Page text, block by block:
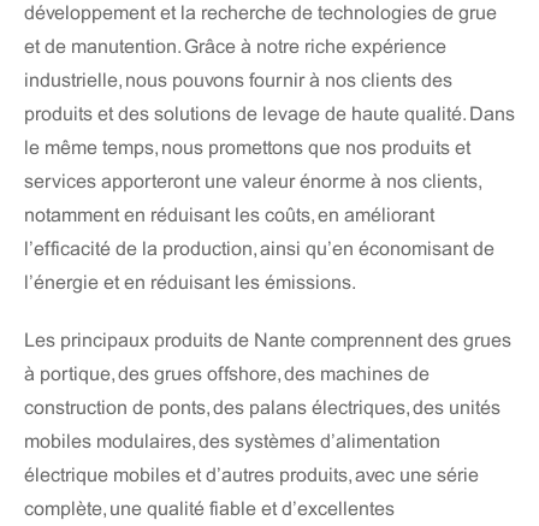
développement et la recherche de technologies de grue
et de manutention. Grâce à notre riche expérience
industrielle, nous pouvons fournir à nos clients des
produits et des solutions de levage de haute qualité. Dans
le même temps, nous promettons que nos produits et
services apporteront une valeur énorme à nos clients,
notamment en réduisant les coûts, en améliorant
l’efficacité de la production, ainsi qu’en économisant de
l’énergie et en réduisant les émissions.
Les principaux produits de Nante comprennent des grues
à portique, des grues offshore, des machines de
construction de ponts, des palans électriques, des unités
mobiles modulaires, des systèmes d’alimentation
électrique mobiles et d’autres produits, avec une série
complète, une qualité fiable et d’excellentes